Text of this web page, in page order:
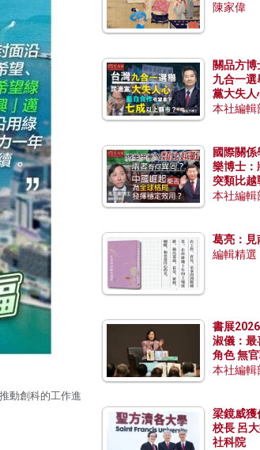
動創科的工作進
陳家偉
關品方
九合一選
黨大失人
合作有望
本社編輯
國際關
樂博士：
突類比越
有何異同
本社編輯
葛亮：見
編輯精選
書展
淑儀：最
角色 無
包袱少
本社編輯
梁鏡威獲
校長 呂
社科院